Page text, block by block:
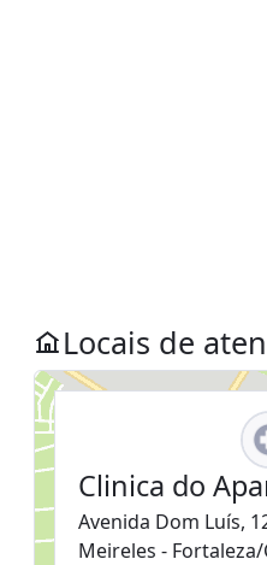
Locais de
Clinica do
Avenida Dom Luís,
Meireles - Fortaleza/